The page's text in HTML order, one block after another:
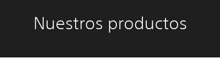
Nuestros productos